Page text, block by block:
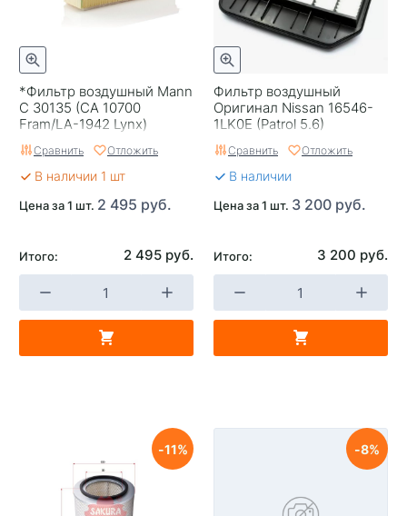
*Фильтр воздушный Mann
C 30135 (CA 10700
Fram/LA-1942 Lynx)
Сравнить Отложить
В наличии 1 шт
Цена за 1 шт. 2 495 руб.
Итого: 2 495 руб.
Фильтр воздушный
Оригинал Nissan 16546-
1LK0E (Patrol 5.6)
Сравнить Отложить
В наличии
Цена за 1 шт. 3 200 руб.
Итого: 3 200 руб.
11 8